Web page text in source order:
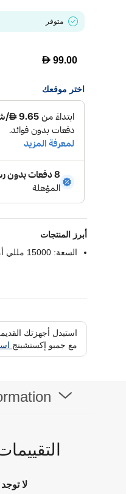
متوفر
D 99.00
اختر موقعك
أبرز المنتجات
السعة: 15000 مللي أمبير ساعة
استبدل أجهزتك
مع جمبو إكستشينج
لا